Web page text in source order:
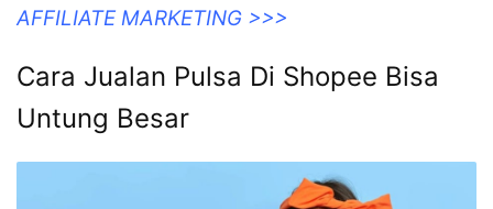
AFFILIATE MARKETING >>>
Cara Jualan Pulsa Di Shopee Bisa
Untung Besar